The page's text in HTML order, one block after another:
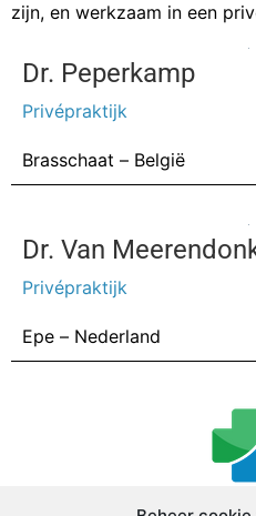
zijn, en werkzaam in een
Dr. Peperkamp
Privépraktijk
Brasschaat – België
Dr. Van
Privépraktijk
Epe – Nederland